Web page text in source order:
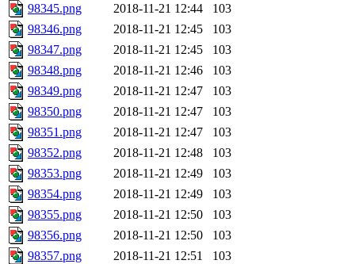
98345.png
2018-11-21 12:44
103
98346.png
2018-11-21 12:45
103
98347.png
2018-11-21 12:45
103
98348.png
2018-11-21 12:46
103
98349.png
2018-11-21 12:47
103
98350.png
2018-11-21 12:47
103
98351.png
2018-11-21 12:47
103
98352.png
2018-11-21 12:48
103
98353.png
2018-11-21 12:49
103
98354.png
2018-11-21 12:49
103
98355.png
2018-11-21 12:50
103
98356.png
2018-11-21 12:50
103
98357.png
2018-11-21 12:51
103